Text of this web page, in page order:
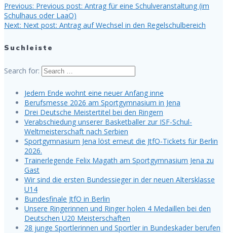
Previous: Previous post: Antrag für eine Schulveranstaltung (im
Schulhaus oder LaaO)
Next: Next post: Antrag auf Wechsel in den Regelschulbereich
Suchleiste
Search for:
Jedem Ende wohnt eine neuer Anfang inne
Berufsmesse 2026 am Sportgymnasium in Jena
Drei Deutsche Meistertitel bei den Ringern
Verabschiedung unserer Basketballer zur ISF-Schul-
Weltmeisterschaft nach Serbien
Sportgymnasium Jena löst erneut die JtfO-Tickets für Berlin
2026.
Trainerlegende Felix Magath am Sportgymnasium Jena zu
Gast
Wir sind die ersten Bundessieger in der neuen Altersklasse
U14
Bundesfinale JtfO in Berlin
Unsere Ringerinnen und Ringer holen 4 Medaillen bei den
Deutschen U20 Meisterschaften
28 junge Sportlerinnen und Sportler in Bundeskader berufen